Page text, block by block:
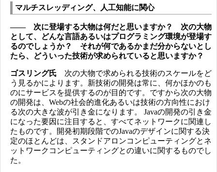
マルチスレッディング、人工知能に関心
―― 次に登場する大物は何だと思いますか？ 次の大物
として、どんな言語あるいはプログラミング環境が登場す
るのでしょうか？ それが何であるかまだ分からないとし
たら、どういった技術が求められていると思いますか？
ゴスリング氏 次の大物で求められる技術のスケールをど
う見るかによります。新技術の開発は常に、何かほかのも
のにサービスを提供するのが目的です。ですから次の大物
の開発は、Webの社会的進化あるいは技術の方向性におけ
る次の大きな波が引き金になります。 Javaの開発の引き金
になった要因に注目すると、すべてネットワークに関連し
たものです。開発初期段階でのJavaのデザインに関する決
定のほとんどは、スタンドアロンコンピューティングとネ
ットワークコンピューティングとの違いに関するものでし
た。